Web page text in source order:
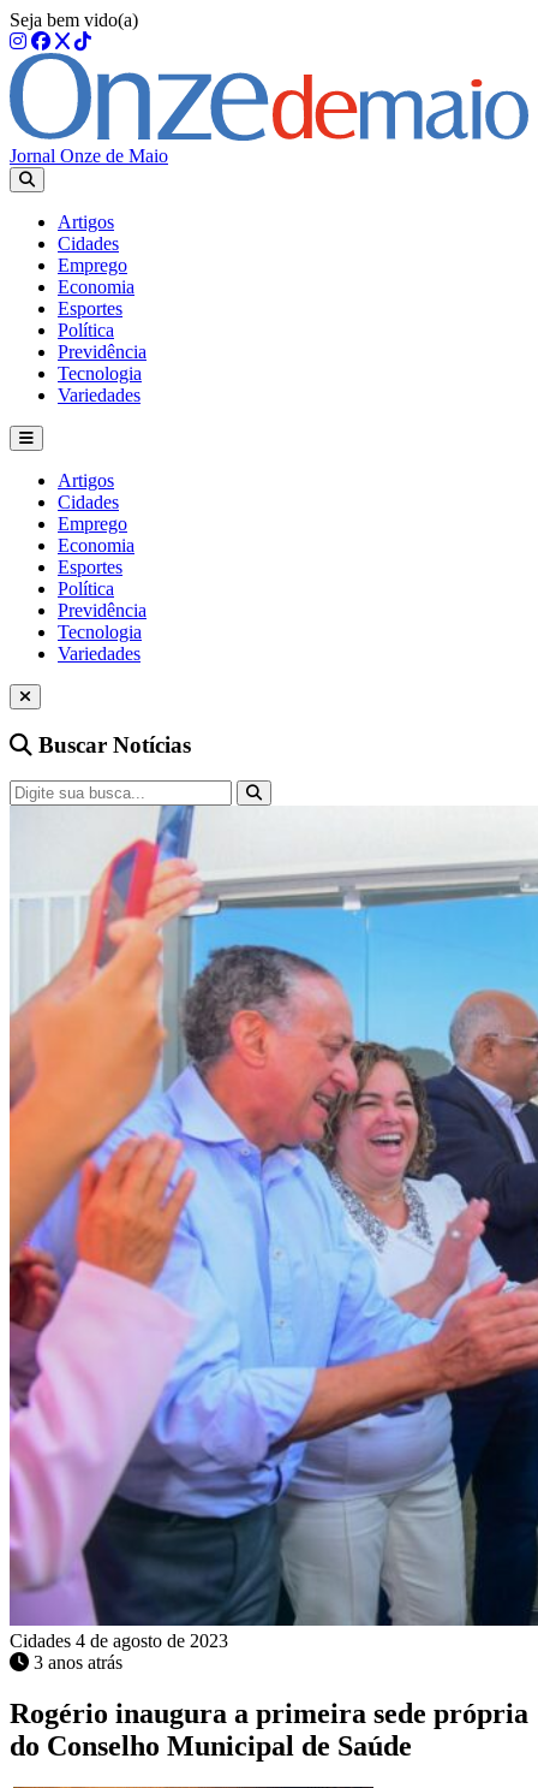
Seja bem vido(a)
Jornal Onze de Maio
Artigos
Cidades
Emprego
Economia
Esportes
Política
Previdência
Tecnologia
Variedades
Artigos
Cidades
Emprego
Economia
Esportes
Política
Previdência
Tecnologia
Variedades
Buscar Notícias
Cidades 4 de agosto de 2023
3 anos atrás
Rogério inaugura a primeira sede própria
do Conselho Municipal de Saúde